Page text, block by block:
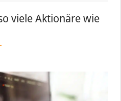
viele Aktionäre wie